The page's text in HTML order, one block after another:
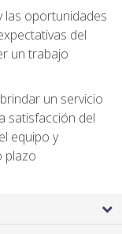
las oportunidades
del
un trabajo
un servicio
satisfacción del
equipo y
plazo